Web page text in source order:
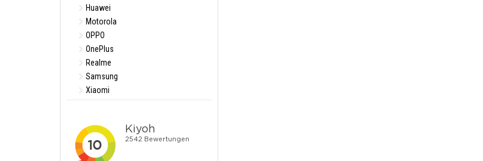
Huawei
Motorola
OPPO
OnePlus
Realme
Samsung
Xiaomi